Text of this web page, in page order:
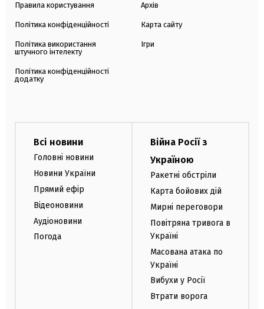
Правила користування
Політика конфіденційності
Політика використання
штучного інтелекту
Політика конфіденційності
додатку
Архів
Карта сайту
Ігри
Всі новини
Головні новини
Новини України
Прямий ефір
Відеоновини
Аудіоновини
Погода
Війна Росії з
Україною
Ракетні обстріли
Карта бойових дій
Мирні переговори
Повітряна тривога в
Україні
Масована атака по
Україні
Вибухи у Росії
Втрати ворога